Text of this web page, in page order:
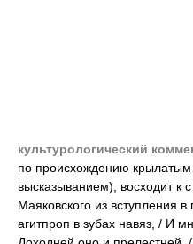
культурологический
по происхождению
высказыванием), восходит к
Маяковского из вступления
агитпроп в зубах навяз, / И